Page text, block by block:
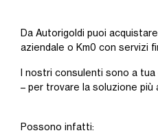
Da Autorigoldi puoi
aziendale o Km0 con servizi
I nostri consulenti sono a
– per trovare la soluzione
Possono infatti: